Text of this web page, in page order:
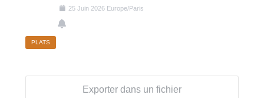
25 Juin 2026 Europe/Paris
PLATS
Exporter dans un fichier